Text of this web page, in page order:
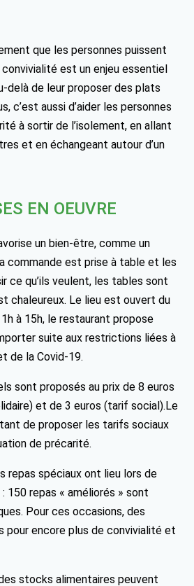
que les personnes puissent
convivialité est un enjeu essentiel
delà de leur proposer des plats
c’est aussi d’aider les personnes
à sortir de l’isolement, en allant
et en échangeant autour d’un
EN OEUVRE
un bien-être, comme un
commande est prise à table et les
ce qu’ils veulent, les tables sont
chaleureux. Le lieu est ouvert du
à 15h, le restaurant propose
suite aux restrictions liées à
de la Covid-19.
sont proposés au prix de 8 euros
et de 3 euros (tarif social).Le
de proposer les tarifs sociaux
de précarité.
repas spéciaux ont lieu lors de
150 repas « améliorés » sont
Pour ces occasions, des
pour encore plus de convivialité et
stocks alimentaires peuvent